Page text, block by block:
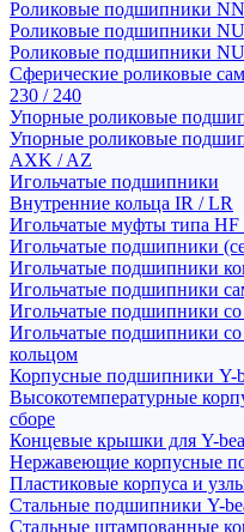
Роликовые подшипники
Роликовые подшипники NU
Роликовые подшипники
Сферические роликовые
230 / 240
Упорные роликовые
Упорные роликовые
AXK / AZ
Игольчатые подшипники
Внутренние кольца IR / LR
Игольчатые муфты типа
Игольчатые подшипники
Игольчатые подшипники
Игольчатые подшипники
Игольчатые подшипники
Игольчатые подшипники
кольцом
Корпусные подшипники Y-
Высокотемпературные
сборе
Концевые крышки для Y-
Нержавеющие корпусные
Пластиковые корпуса и
Стальные подшипники Y-
Стальные штампованные